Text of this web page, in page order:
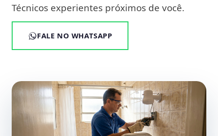
Técnicos experientes próximos de você.
FALE NO WHATSAPP